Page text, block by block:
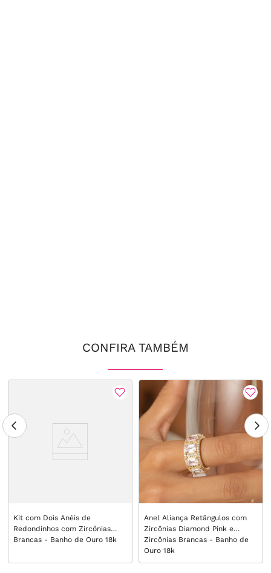
CONFIRA TAMBÉM
Kit com Dois Anéis de
Redondinhos com Zircônias
Brancas - Banho de Ouro 18k
Anel Aliança Retângulos com
Zircônias Diamond Pink e
Zircônias Brancas - Banho de
Ouro 18k